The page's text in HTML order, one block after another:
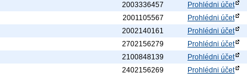
2003336457
Prohlédni účet
2001105567
Prohlédni účet
2002140161
Prohlédni účet
2702156279
Prohlédni účet
2100848139
Prohlédni účet
2402156269
Prohlédni účet